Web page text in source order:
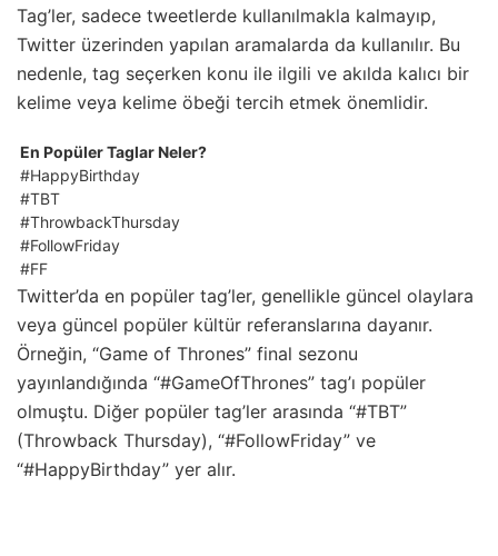
Tag’ler, sadece tweetlerde kullanılmakla kalmayıp,
Twitter üzerinden yapılan aramalarda da kullanılır. Bu
nedenle, tag seçerken konu ile ilgili ve akılda kalıcı bir
kelime veya kelime öbeği tercih etmek önemlidir.
En Popüler Taglar Neler?
#HappyBirthday
#TBT
#ThrowbackThursday
#FollowFriday
#FF
Twitter’da en popüler tag’ler, genellikle güncel olaylara
veya güncel popüler kültür referanslarına dayanır.
Örneğin, “Game of Thrones” final sezonu
yayınlandığında “#GameOfThrones” tag’ı popüler
olmuştu. Diğer popüler tag’ler arasında “#TBT”
(Throwback Thursday), “#FollowFriday” ve
“#HappyBirthday” yer alır.